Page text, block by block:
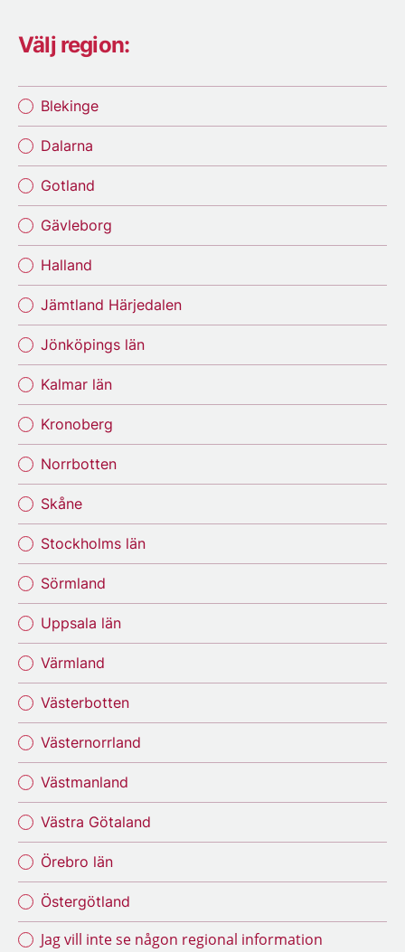
Välj region:
Blekinge
Dalarna
Gotland
Gävleborg
Halland
Jämtland Härjedalen
Jönköpings län
Kalmar län
Kronoberg
Norrbotten
Skåne
Stockholms län
Sörmland
Uppsala län
Värmland
Västerbotten
Västernorrland
Västmanland
Västra Götaland
Örebro län
Östergötland
Jag vill inte se någon regional information